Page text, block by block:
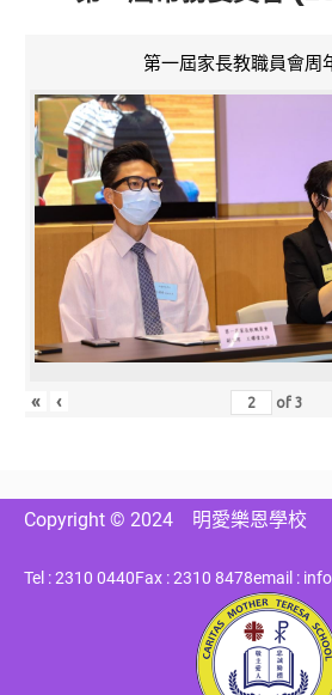
第一屆家長教職員會周
« ‹ of3
Copyright © 2024 明愛樂恩學校
Tel : 2310 0440Fax : 2310 8478email :